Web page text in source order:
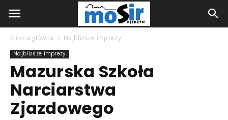
Strona główna Najbliższe imprezy
Najbliższe imprezy
Mazurska Szkoła
Narciarstwa
Zjazdowego